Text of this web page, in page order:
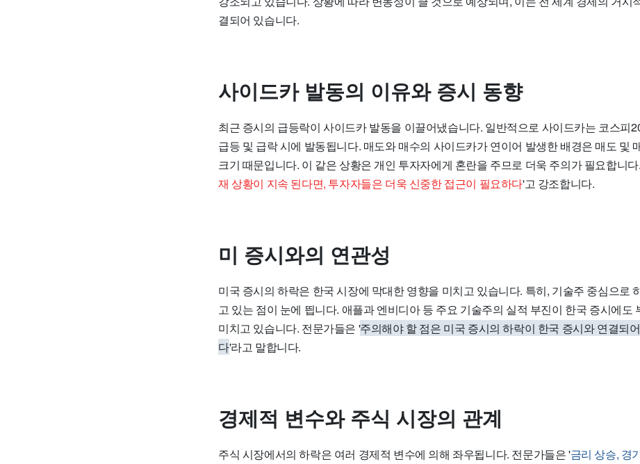
결되어 있습니다.
사이드카 발동의 이유와 증시 동향
최근 증시의 급등락이 사이드카 발동을 이끌어냈습니다. 일반적으로 사이드카는 코스피
급등 및 급락 시에 발동됩니다. 매도와 매수의 사이드카가 연이어 발생한 배경은 매도 및
크기 때문입니다. 이 같은 상황은 개인 투자자에게 혼란을 주므로 더욱 주의가 필요합니
재 상황이 지속 된다면, 투자자들은 더욱 신중한 접근이 필요하다'고 강조합니다.
미 증시와의 연관성
미국 증시의 하락은 한국 시장에 막대한 영향을 미치고 있습니다. 특히, 기술주 중심으로
고 있는 점이 눈에 띕니다. 애플과 엔비디아 등 주요 기술주의 실적 부진이 한국 증시에도
미치고 있습니다. 전문가들은 '주의해야 할 점은 미국 증시의 하락이 한국 증시와 연결되
다'라고 말합니다.
경제적 변수와 주식 시장의 관계
주식 시장에서의 하락은 여러 경제적 변수에 의해 좌우됩니다. 전문가들은 '금리 상승, 경